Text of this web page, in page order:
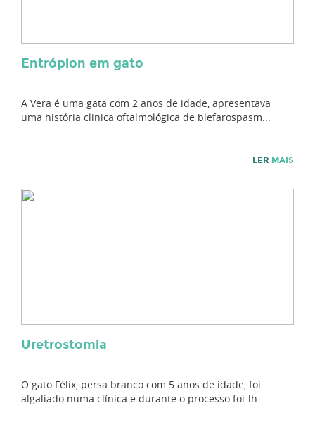
Entrópion em gato
A Vera é uma gata com 2 anos de idade, apresentava
uma história clinica oftalmológica de blefarospasm...
LER MAIS
Uretrostomia
O gato Félix, persa branco com 5 anos de idade, foi
algaliado numa clínica e durante o processo foi-lh...